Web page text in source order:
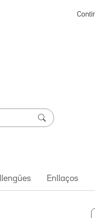
Enllaços